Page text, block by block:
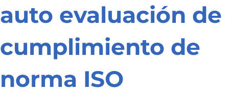
auto evaluación de
cumplimiento de
norma ISO